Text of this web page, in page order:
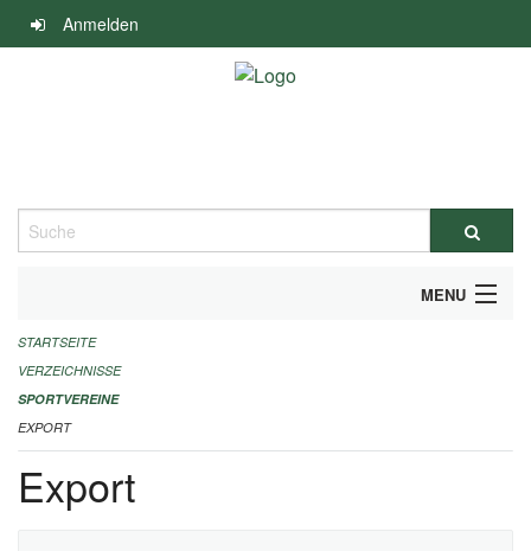
Navigation
überspringen
Anmelden
Suche
MENU
ALLGEMEINE INFORMATIONEN
FINANZIELLE UNTERSTÜTZUNG BENÖTIGT?
KONTAKT
STARTSEITE
VERZEICHNISSE
SPORTVEREINE
EXPORT
Export